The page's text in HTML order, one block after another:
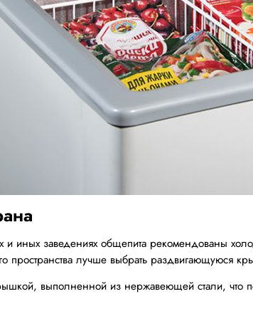
и иных заведениях общепита рекомендованы
пространства лучше выбрать раздвигающуюся
выполненной из нержавеющей стали, что